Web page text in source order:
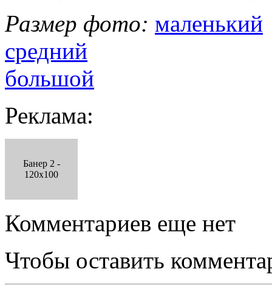
Размер фото: маленький
средний
большой
Реклама:
Банер 2 -
120x100
Комментариев еще нет
Чтобы оставить